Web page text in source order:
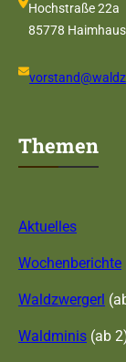
Hochstraße 22a
85778
Themen
Aktuelles
Wochenberichte
Waldzwergerl
Waldminis (ab